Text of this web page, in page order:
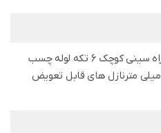
پایه نگهدارنده دستگاه به همراه سینی کوچک 6 تکه لوله چسب
با قطر 11 میلی متر و ارتفاع 150 میلی مترنازل های قابل تعویض